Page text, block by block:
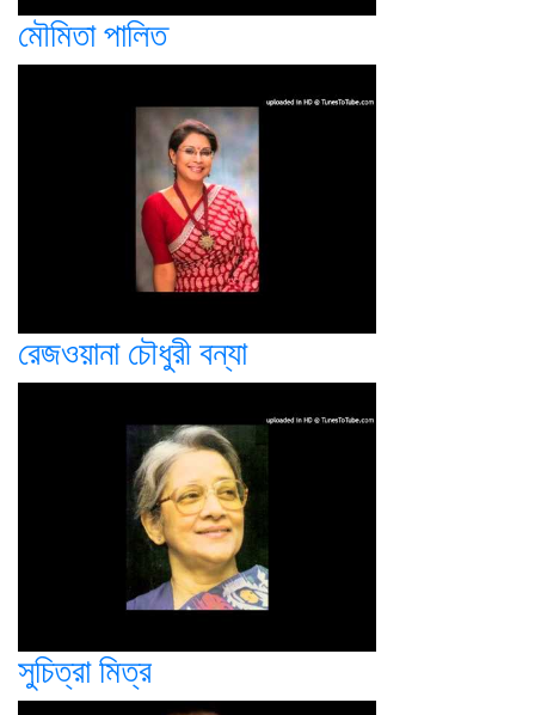
মৌমিতা পালিত
রেজওয়ানা চৌধুরী বন্যা
সুচিত্রা মিত্র